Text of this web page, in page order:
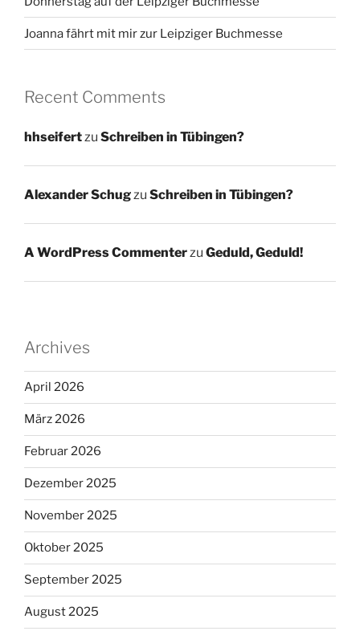
Joanna fährt mit mir zur Leipziger Buchmesse
Recent Comments
hhseifert zu Schreiben in Tübingen?
Alexander Schug zu Schreiben in Tübingen?
A WordPress Commenter zu Geduld, Geduld!
Archives
April 2026
März 2026
Februar 2026
Dezember 2025
November 2025
Oktober 2025
September 2025
August 2025